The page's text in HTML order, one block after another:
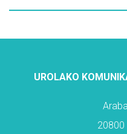
UROLAKO
20800